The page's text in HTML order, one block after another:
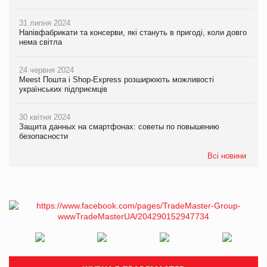
31 липня 2024
Напівфабрикати та консерви, які стануть в пригоді, коли довго
нема світла
24 червня 2024
Meest Пошта і Shop-Express розширюють можливості
українських підприємців
30 квітня 2024
Защита данных на смартфонах: советы по повышению
безопасности
Всі новини